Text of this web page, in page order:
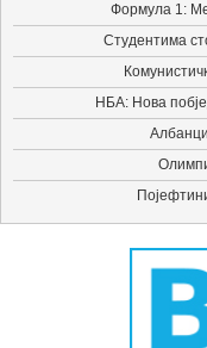
Формула 1:
Студентима
НБА: Нова